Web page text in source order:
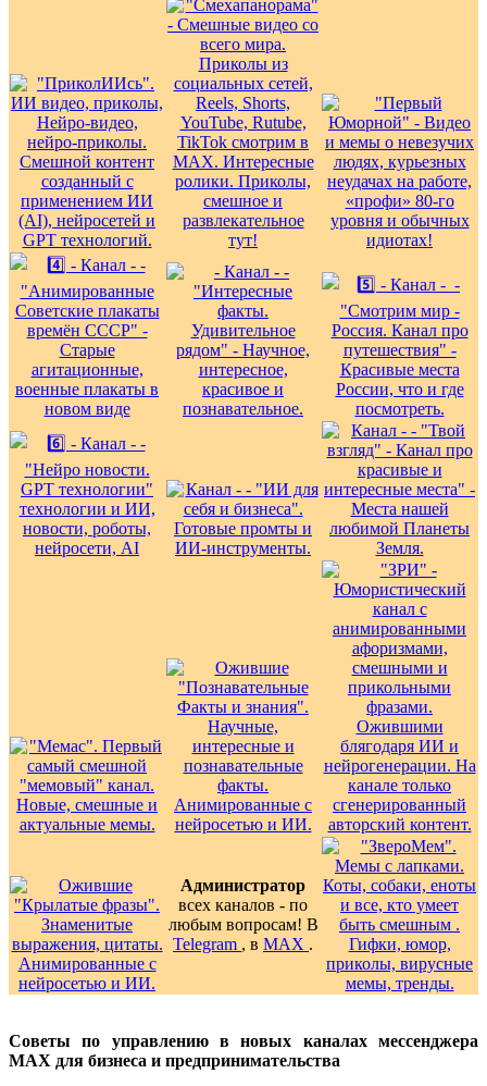
Администратор
всех каналов - по
любым вопросам! В
Telegram , в MAX .
Советы по управлению в новых каналах мессенджера
MAX для бизнеса и предпринимательства